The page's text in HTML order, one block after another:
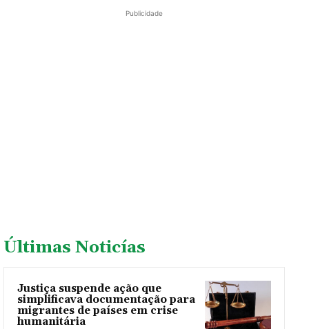
Publicidade
Últimas Noticías
Justiça suspende ação que
simplificava documentação para
migrantes de países em crise
humanitária